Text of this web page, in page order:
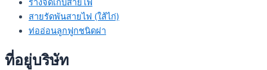
รางจัดเก็บสายไฟ
สายรัดพันสายไฟ (ใส้ไก่)
ท่ออ่อนลูกฟูกชนิดผ่า
ที่อยู่บริษัท